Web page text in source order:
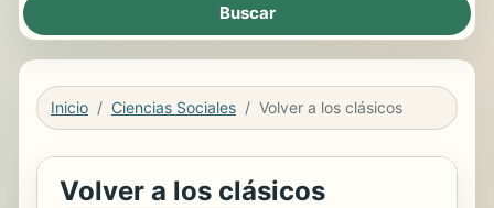
Inicio Ciencias Sociales Volver a los clásicos
Volver a los clásicos